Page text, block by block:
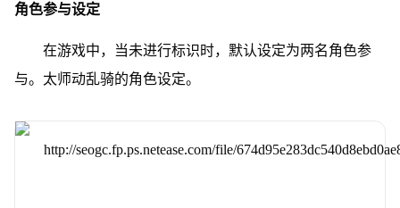
角色参与设定
在游戏中，当未进行标识时，默认设定为两名角色参
与。太师动乱骑的角色设定。